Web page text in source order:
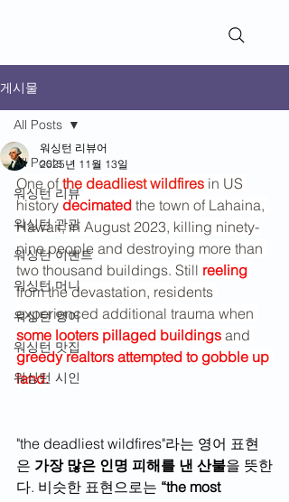
게시물
All Posts
워싱턴 리뷰
워싱턴 관광
워싱턴 이벤트
워싱턴 머니
워싱턴 영어
워싱턴 맛집
워싱턴 시인
All Posts
워싱턴 리뷰어
2025년 11월 13일
One of the deadliest wildfires in US
history decimated the town of Lahaina,
Hawaii, in August 2023, killing ninety-
nine people and destroying more than
two thousand buildings. Still reeling
from the devastation, residents
experienced additional trauma when
some looters pillaged buildings and
greedy realtors attempted to gobble up
land.
"the deadliest wildfires"라는 영어 표현
은 가장 많은 인명 피해를 낸 산불을 뜻한
다. 비슷한 표현으로는 “the most